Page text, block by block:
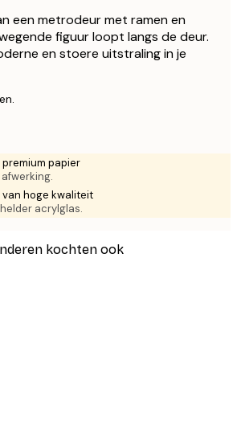
een metrodeur met ramen en
figuur loopt langs de deur.
en stoere uitstraling in je
papier
hoge kwaliteit
acrylglas.
kochten ook